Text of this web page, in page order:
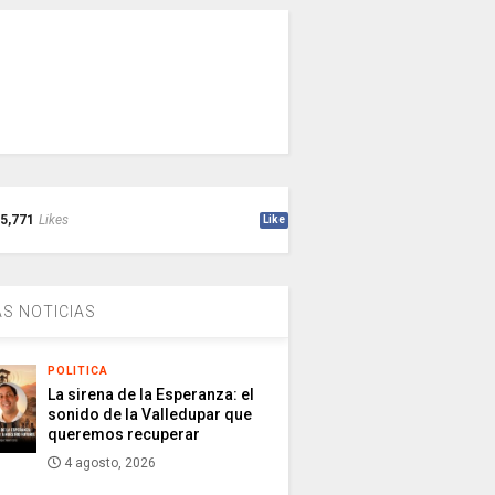
5,771 Likes Like
NOTICIAS
POLITICA
La sirena de la Esperanza: el
sonido de la Valledupar que
queremos recuperar
4 agosto, 2026